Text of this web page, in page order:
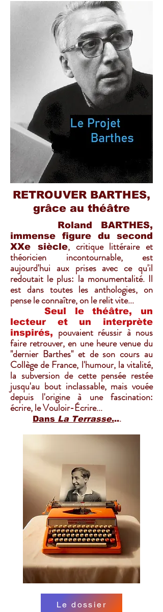
Laure Gauthier, Marseille
RETROUVER BARTHES,
grâce au théâtre
Roland BARTHES,
immense figure du second
XXe siècle, critique littéraire et
théoricien incontournable, est
aujourd'hui aux prises avec ce qu'il
redoutait le plus: la monumentalité. Il
est dans toutes les anthologies, on
pense le connaître, on le relit vite...
Seul le théâtre, un
lecteur et un interprète
inspirés, pouvaient réussir à nous
faire retrouver, en une heure venue du
"dernier Barthes" et de son cours au
Collège de France, l'humour, la vitalité,
la subversion de cette pensée restée
jusqu'au bout inclassable, mais vouée
depuis l'origine à une fascination:
écrire, le Vouloir-Écrire...
Dans La Terrasse....
Le dossier